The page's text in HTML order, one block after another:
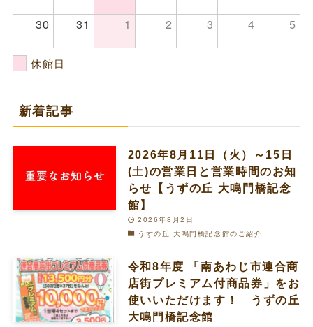
30
31 1 2 3 4 5
休館日
新着記事
2026年8月11日（火）～15日
(土)の営業日と営業時間のお知
らせ【うずの丘 大鳴門橋記念
館】
2026年8月2日
うずの丘 大鳴門橋記念館のご紹介
令和8年度 「南あわじ市連合商
店街プレミアム付商品券」をお
使いいただけます！ うずの丘
大鳴門橋記念館